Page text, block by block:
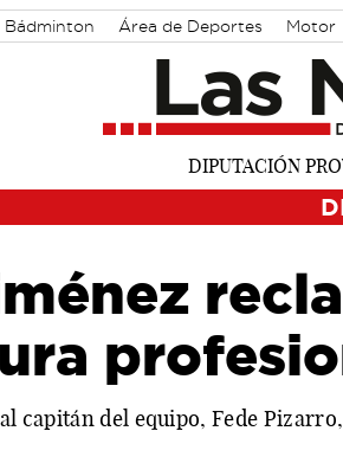
Bádminton Área de Deportes Motor
capitán del equipo, Fede